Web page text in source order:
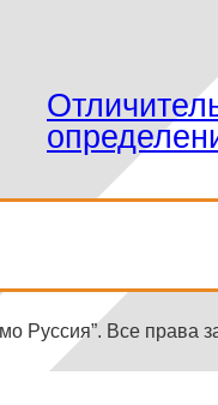
Руссия”. Все права